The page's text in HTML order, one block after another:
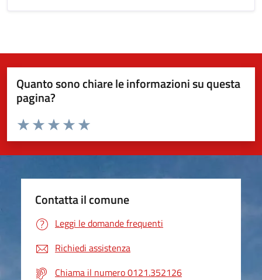
Quanto sono chiare le informazioni su questa
pagina?
Valuta da 1 a 5 stelle la pagina
Valuta 5 stelle su 5
Valuta 4 stelle su 5
Valuta 3 stelle su 5
Valuta 2 stelle su 5
Valuta 1 stelle su 5
Contatta il comune
Leggi le domande frequenti
Richiedi assistenza
Chiama il numero 0121.352126